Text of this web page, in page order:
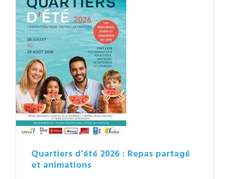
Quartiers d’été 2026 : Repas partagé
et animations